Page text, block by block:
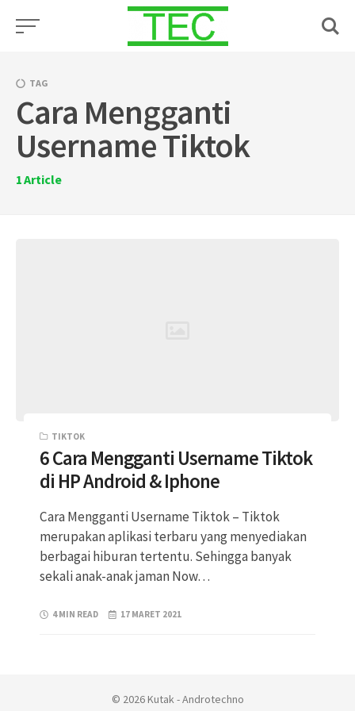
TAG
Cara Mengganti
Username Tiktok
1Article
TIKTOK
6 Cara Mengganti Username Tiktok
di HP Android & Iphone
Cara Mengganti Username Tiktok – Tiktok
merupakan aplikasi terbaru yang menyediakan
berbagai hiburan tertentu. Sehingga banyak
sekali anak-anak jaman Now…
4 MIN READ 17 MARET 2021
© 2026 Kutak - Androtechno